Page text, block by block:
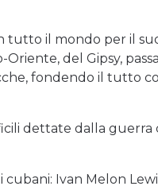
tutto il mondo per il
del Gipsy,
fondendo il tutto
dettate dalla
Ivan Melon